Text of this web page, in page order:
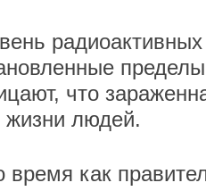
что
жизни людей.
время как